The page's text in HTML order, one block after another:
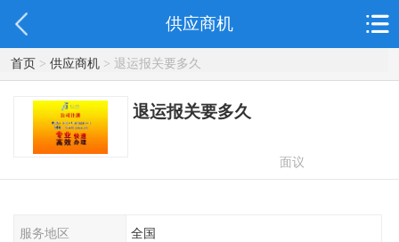
供应商机
首页> 供应商机> 退运报关要多久
退运报关要多久
面议
服务地区 全国